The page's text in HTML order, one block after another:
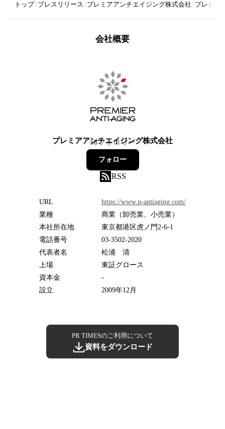
トップ プレスリリース プレミアアンチエイジング株式会社 プレミア
会社概要
プレミアアンチエイジング株式会社
58フォロワー
フォロー
RSS
URL
https://www.p-antiaging.com/
業種
商業（卸売業、小売業）
本社所在地
東京都港区虎ノ門2-6-1
電話番号
03-3502-2020
代表者名
松浦 清
上場
東証グロース
資本金
-
設立
2009年12月
PR TIMESのご利用について
資料をダウンロード